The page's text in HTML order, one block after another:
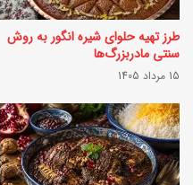
غ
و
ر
ه
ف
طرز تهیه حلوای شیره انگور به روش
سنتی مادربزرگ‌ها
15 مرداد 1405